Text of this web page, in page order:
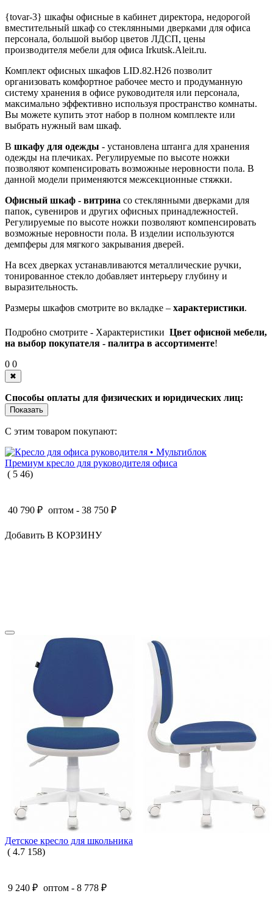
{tovar-3} шкафы офисные в кабинет директора, недорогой
вместительный шкаф со стеклянными дверками для офиса
персонала, большой выбор цветов ЛДСП, цены
производителя мебели для офиса Irkutsk.Aleit.ru.
Комплект офисных шкафов LID.82.H26 позволит
организовать комфортное рабочее место и продуманную
систему хранения в офисе руководителя или персонала,
максимально эффективно используя пространство комнаты.
Вы можете купить этот набор в полном комплекте или
выбрать нужный вам шкаф.
В шкафу для одежды - установлена штанга для хранения
одежды на плечиках. Регулируемые по высоте ножки
позволяют компенсировать возможные неровности пола. В
данной модели применяются межсекционные стяжки.
Офисный шкаф - витрина со стеклянными дверками для
папок, сувениров и других офисных принадлежностей.
Регулируемые по высоте ножки позволяют компенсировать
возможные неровности пола. В изделии используются
демпферы для мягкого закрывания дверей.
На всех дверках устанавливаются металлические ручки,
тонированное стекло добавляет интерьеру глубину и
выразительность.
Размеры шкафов смотрите во вкладке – характеристики.
Подробно смотрите - Характеристики Цвет офисной мебели,
на выбор покупателя - палитра в ассортименте!
0 0
✖
Способы оплаты для физических и юридических лиц:
Показать
С этим товаром покупают:
Премиум кресло для руководителя офиса
( 5 46)
40 790 ₽ оптом - 38 750 ₽
Добавить В КОРЗИНУ
Детское кресло для школьника
( 4.7 158)
9 240 ₽ оптом - 8 778 ₽